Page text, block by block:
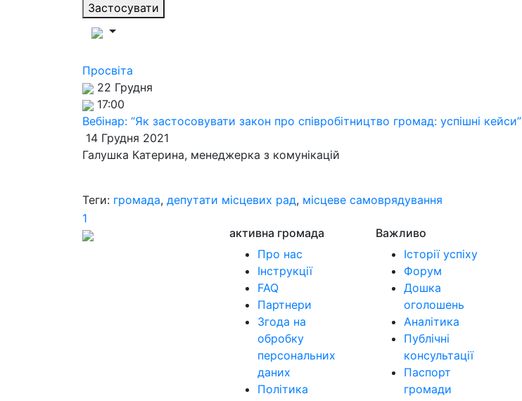
Застосувати
Просвіта
22 Грудня
17:00
Вебінар: “Як застосовувати закон про співробітництво громад: успішні кейси”
14 Грудня 2021
Галушка Катерина, менеджерка з комунікацій
Теги: громада, депутати місцевих рад, місцеве самоврядування
1
активна громада
Про нас
Інструкції
FAQ
Партнери
Згода на
обробку
персональних
даних
Політика
Важливо
Історії успіху
Форум
Дошка
оголошень
Аналітика
Публічні
консультації
Паспорт
громади